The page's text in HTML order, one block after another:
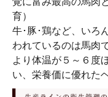
育）
牛･豚･鶏など、いろ
われているのは馬肉
より体温が５～６度
い、栄養価に優れた